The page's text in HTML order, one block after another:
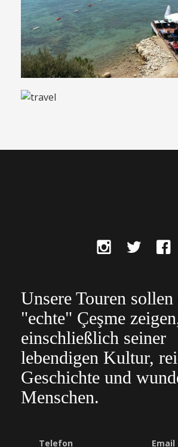
Unsere Touren sollen
"echte" Çeşme
einschließlich seiner
lebendigen Kultur,
Geschichte und
Menschen.
Telefon Email